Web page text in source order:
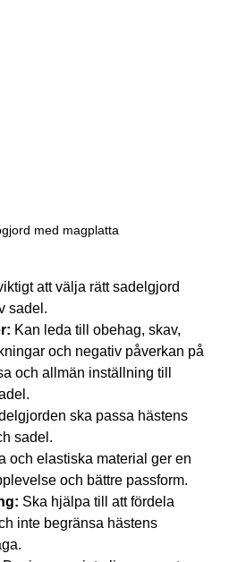
med magplatta
att välja rätt sadelgjord
sadel.
Kan leda till obehag, skav,
och negativ påverkan på
och allmän inställning till
ska passa hästens
sadel.
och elastiska material ger en
och bättre passform.
Ska hjälpa till att fördela
inte begränsa hästens